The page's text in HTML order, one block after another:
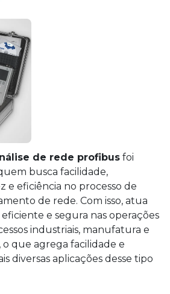
de rede profibus foi
busca facilidade,
e eficiência no processo de
de rede. Com isso, atua
e segura nas operações
industriais, manufatura e
que agrega facilidade e
diversas aplicações desse tipo